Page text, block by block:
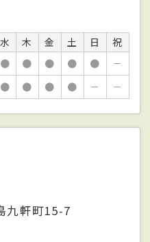
水 木 金 土 日
祝
● ● ● ● ●
－
● ● ● ● － －
九軒町15-7